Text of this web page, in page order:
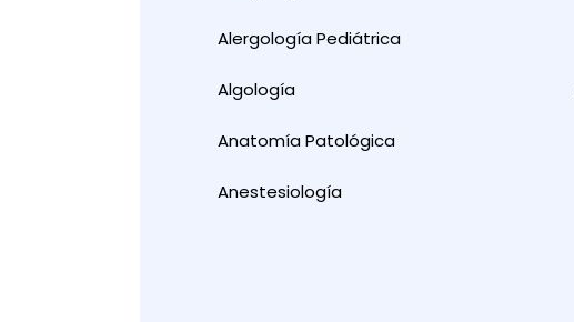
Alergología Pediátrica
Algología
Anatomía Patológica
Anestesiología